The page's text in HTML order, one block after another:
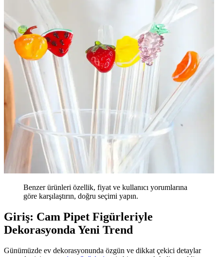
Benzer ürünleri özellik, fiyat ve kullanıcı yorumlarına
göre karşılaştırın, doğru seçimi yapın.
Giriş: Cam Pipet Figürleriyle
Dekorasyonda Yeni Trend
Günümüzde ev dekorasyonunda özgün ve dikkat çekici detaylar